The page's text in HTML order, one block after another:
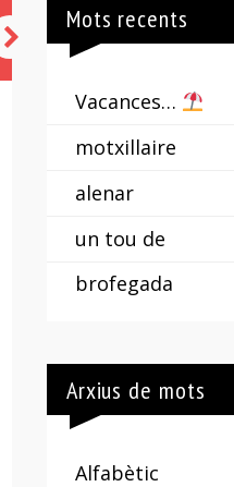
budell
Mots recents
Vacances…
motxillaire
alenar
un tou de
brofegada
Arxius de mots
Alfabètic